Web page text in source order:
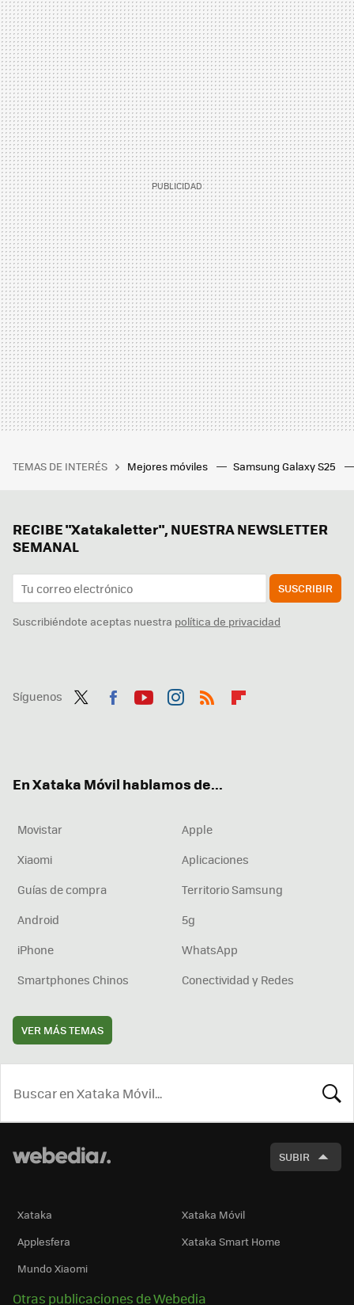
TEMAS DE INTERÉS Mejores móviles Samsung Galaxy S25
RECIBE "Xatakaletter", NUESTRA NEWSLETTER
SEMANAL
SUSCRIBIR
Suscribiéndote aceptas nuestra política de privacidad
Síguenos
En Xataka Móvil hablamos de...
Movistar
Apple
Xiaomi
Aplicaciones
Guías de compra
Territorio Samsung
Android
5g
iPhone
WhatsApp
Smartphones Chinos
Conectividad y Redes
VER MÁS TEMAS
SUBIR
Xataka
Xataka Móvil
Applesfera
Xataka Smart Home
Mundo Xiaomi
Otras publicaciones de Webedia